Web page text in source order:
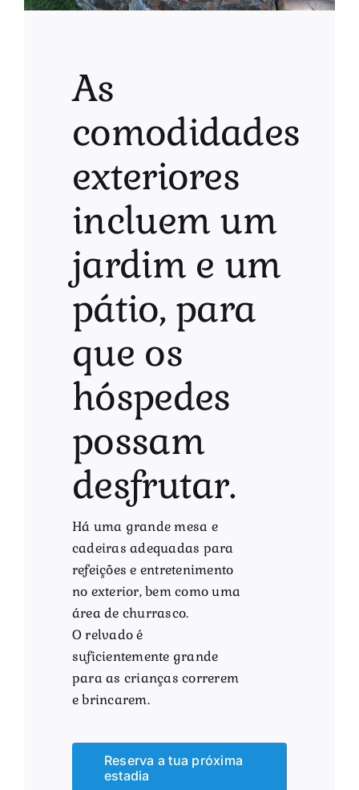
As
comodidades
exteriores
incluem um
jardim e um
pátio, para
que os
hóspedes
possam
desfrutar.
Há uma grande mesa e
cadeiras adequadas para
refeições e entretenimento
no exterior, bem como uma
área de churrasco.
O relvado é
suficientemente grande
para as crianças correrem
e brincarem.
Reserva a tua próxima
estadia